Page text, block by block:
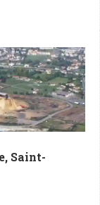
Saint-